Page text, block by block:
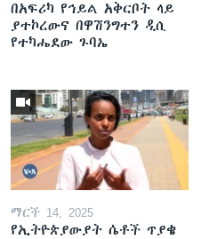
በአፍሪካ የኅይል አቅርቦት ላይ
ያተኮረውና በዋሽንግተን ዲሲ
የተካሔደው ጉባኤ
ማርች 14, 2025
የኢትዮጵያውያት ሴቶች ጥያቄ